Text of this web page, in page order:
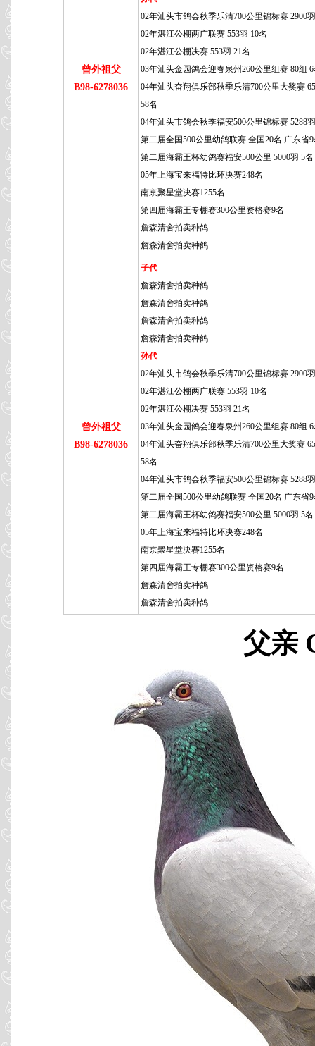
曾外祖父
B98-6278036
02年汕头市鸽会秋季乐清700公里锦标赛 2900
02年湛江公棚两广联赛 553羽 10名
02年湛江公棚决赛 553羽 21名
03年汕头金园鸽会迎春泉州260公里组赛 80组
04年汕头奋翔俱乐部秋季乐清700公里大奖赛
58名
04年汕头市鸽会秋季福安500公里锦标赛 5288
第二届全国500公里幼鸽联赛 全国20名 广东省
第二届海霸王杯幼鸽赛福安500公里 5000羽 5名
05年上海宝来福特比环决赛248名
南京聚星堂决赛1255名
第四届海霸王专棚赛300公里资格赛9名
詹森清舍拍卖种鸽
詹森清舍拍卖种鸽
曾外祖父
B98-6278036
子代
詹森清舍拍卖种鸽
詹森清舍拍卖种鸽
詹森清舍拍卖种鸽
詹森清舍拍卖种鸽
孙代
02年汕头市鸽会秋季乐清700公里锦标赛 2900
02年湛江公棚两广联赛 553羽 10名
02年湛江公棚决赛 553羽 21名
03年汕头金园鸽会迎春泉州260公里组赛 80组
04年汕头奋翔俱乐部秋季乐清700公里大奖赛
58名
04年汕头市鸽会秋季福安500公里锦标赛 5288
第二届全国500公里幼鸽联赛 全国20名 广东省
第二届海霸王杯幼鸽赛福安500公里 5000羽 5名
05年上海宝来福特比环决赛248名
南京聚星堂决赛1255名
第四届海霸王专棚赛300公里资格赛9名
詹森清舍拍卖种鸽
詹森清舍拍卖种鸽
父亲